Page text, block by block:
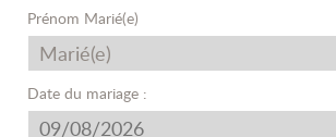
Prénom Marié(e)
Date du mariage :